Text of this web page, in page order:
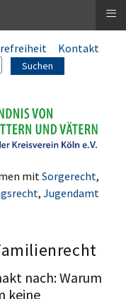
Kontakt
Suchen
mit Sorgerecht,
, Jugendamt
nach: Warum
keine
≡